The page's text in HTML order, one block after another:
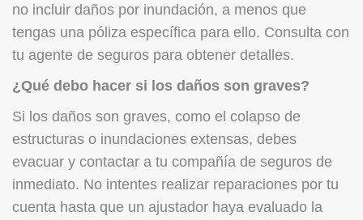
no incluir daños por inundación, a menos que
tengas una póliza específica para ello. Consulta con
tu agente de seguros para obtener detalles.
¿Qué debo hacer si los daños son graves?
Si los daños son graves, como el colapso de
estructuras o inundaciones extensas, debes
evacuar y contactar a tu compañía de seguros de
inmediato. No intentes realizar reparaciones por tu
cuenta hasta que un ajustador haya evaluado la